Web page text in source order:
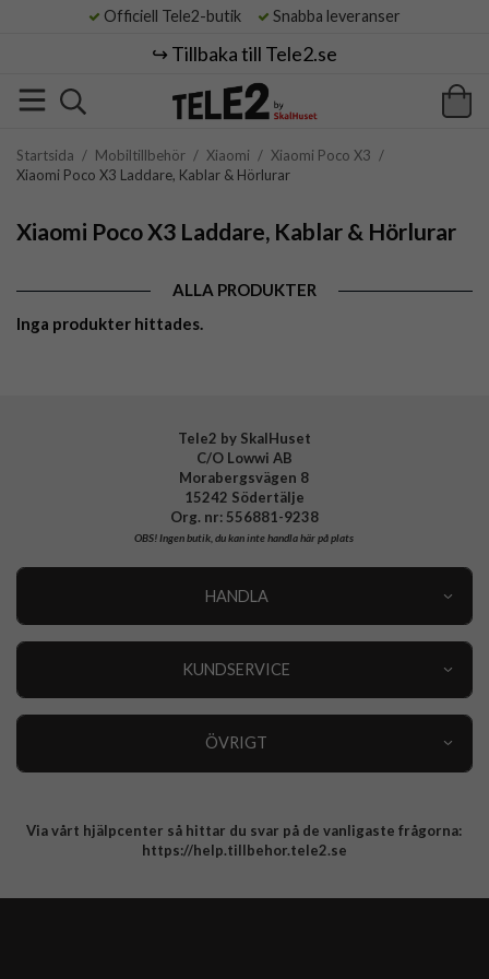
Officiell Tele2-butik Snabba leveranser
↪️ Tillbaka till Tele2.se
Startsida / Mobiltillbehör / Xiaomi / Xiaomi Poco X3 /
Xiaomi Poco X3 Laddare, Kablar & Hörlurar
Xiaomi Poco X3 Laddare, Kablar & Hörlurar
ALLA PRODUKTER
Inga produkter hittades.
Tele2 by SkalHuset
C/O Lowwi AB
Morabergsvägen 8
15242 Södertälje
Org. nr: 556881-9238
OBS!Ingen butik, du kan inte handla här på plats
HANDLA
KUNDSERVICE
ÖVRIGT
Integritetspolicy
Via vårt hjälpcenter så hittar du svar på de vanligaste frågorna:
https://help.tillbehor.tele2.se